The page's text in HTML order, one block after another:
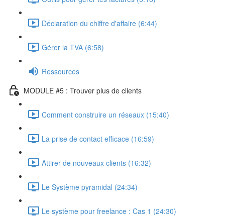
Déclaration du chiffre d'affaire (6:44)
Gérer la TVA (6:58)
Ressources
MODULE #5 : Trouver plus de clients
Comment construire un réseaux (15:40)
La prise de contact efficace (16:59)
Attirer de nouveaux clients (16:32)
Le Système pyramidal (24:34)
Le système pour freelance : Cas 1 (24:30)